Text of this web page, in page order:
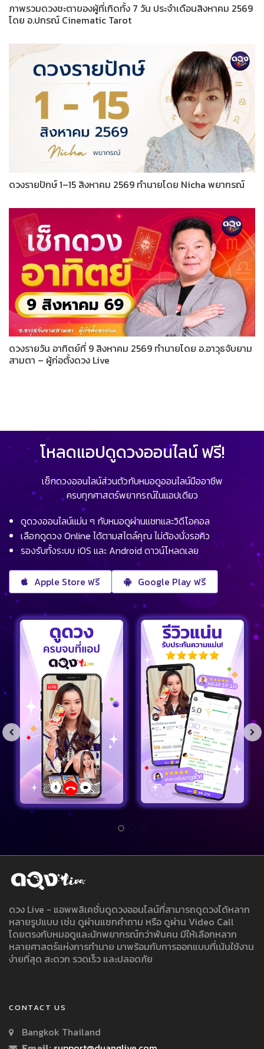
ภาพรวมดวงชะตาของผู้ที่เกิดทั้ง 7 วัน ประจำเดือนสิงหาคม 2569
โดย อ.ปกรณ์ Cinematic Tarot
ดวงรายปักษ์ 1–15 สิงหาคม 2569 ทำนายโดย Nicha พยากรณ์
ดวงรายวัน อาทิตย์ที่ 9 สิงหาคม 2569 ทำนายโดย อ.อาวุธจับยาม
สามตา – ผู้ก่อตั้งดวง Live
โหลดแอปดูดวงออนไลน์ ฟรี!
เช็กดวงออนไลน์ส่วนตัวกับหมอดูออนไลน์มืออาชีพ
ครบทุกศาสตร์พยากรณ์ในแอปเดียว
ดูดวงออนไลน์แม่น ๆ กับหมอดูผ่านแชทและวิดีโอคอล
เลือกดูดวง Online ได้ตามสไตล์คุณ ไม่ต้องนั่งรอคิว
รองรับทั้งระบบ iOS และ Android ดาวน์โหลดเลย
Apple Store ฟรี Google Play ฟรี
ดวง Live - แอพพลิเคชั่นดูดวงออนไลน์ที่สามารถดูดวงได้หลาก
หลายรูปแบบ เช่น ดูผ่านแชทคำถาม หรือ ดูผ่าน Video Call
โดยตรงกับหมอดูและนักพยากรณ์กว่าพันคน มีให้เลือกหลาก
หลายศาสตร์แห่งการทำนาย มาพร้อมกับการออกแบบที่เน้นใช้งาน
ง่ายที่สุด สะดวก รวดเร็ว และปลอดภัย
CONTACT US
Bangkok Thailand